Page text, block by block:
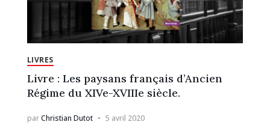
LIVRES
Livre : Les paysans français d’Ancien
Régime du XIVe-XVIIIe siècle.
parChristian Dutot 5 avril 2020